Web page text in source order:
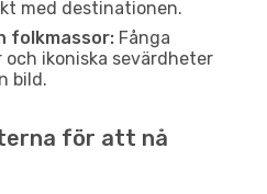
med destinationen.
folkmassor: Fånga
ikoniska sevärdheter
bild.
för att nå